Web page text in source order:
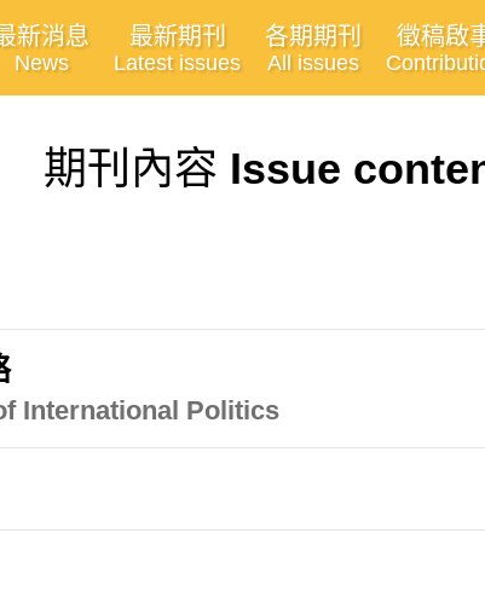
新消息
News
最新期刊
Latest issues
各期期刊
All issues
徵稿啟
期刊內容 Issue
International Politics